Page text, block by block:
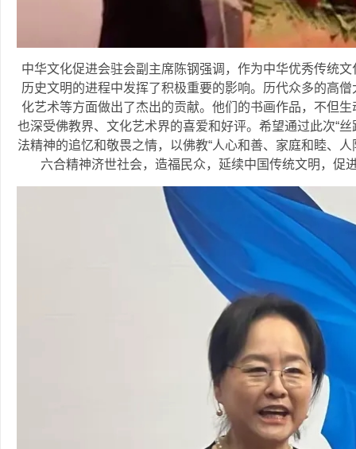
中华文化促进会驻会副主席陈钢强调，作为中华优秀传统
历史文明的进程中发挥了积极重要的影响。历代众多的高
化艺术等方面做出了杰出的贡献。他们的书画作品，不但
也深受佛教界、文化艺术界的喜爱和好评。希望通过此次“
法精神的追忆和敬畏之情，以佛教“人心和善、家庭和睦、
六合精神济世社会，造福民众，延续中国传统文明，促